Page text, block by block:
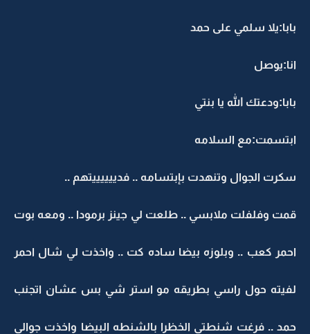
بابا:يلا سلمي على حمد
انا:يوصل
بابا:ودعتك الله يا بنتي
ابتسمت:مع السلامه
سكرت الجوال وتنهدت بإبتسامه .. فدييييييتهم ..
قمت وفلفلت ملابسي .. طلعت لي جينز برمودا .. ومعه بوت
احمر كعب .. وبلوزه بيضا ساده كت .. واخذت لي شال احمر
لفيته حول راسي بطريقه مو استر شي بس عشان اتجنب
حمد .. فرغت شنطتي الخظرا بالشنطه البيضا واخذت جوالي